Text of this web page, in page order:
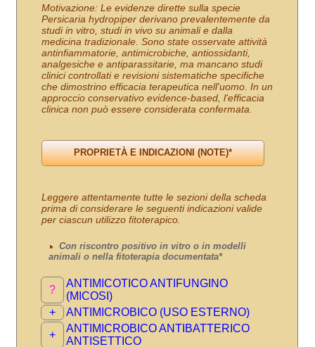
Motivazione: Le evidenze dirette sulla specie
Persicaria hydropiper derivano prevalentemente da
studi in vitro, studi in vivo su animali e dalla
medicina tradizionale. Sono state osservate attività
antinfiammatorie, antimicrobiche, antiossidanti,
analgesiche e antiparassitarie, ma mancano studi
clinici controllati e revisioni sistematiche specifiche
che dimostrino efficacia terapeutica nell'uomo. In un
approccio conservativo evidence-based, l'efficacia
clinica non può essere considerata confermata.
Leggere attentamente tutte le sezioni della scheda
prima di considerare le seguenti indicazioni valide
per ciascun utilizzo fitoterapico.
Con riscontro positivo in vitro o in modelli
animali o nella fitoterapia documentata*
?
ANTIMICOTICO ANTIFUNGINO
(MICOSI)
+
ANTIMICROBICO (USO ESTERNO)
+
ANTIMICROBICO ANTIBATTERICO
ANTISETTICO